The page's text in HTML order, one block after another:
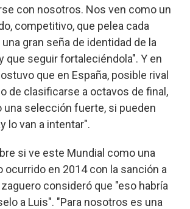
con nosotros. Nos ven como un
competitivo, que pelea cada
gran seña de identidad de la
que seguir fortaleciéndola". Y en
que en España, posible rival
de clasificarse a octavos de final,
una selección fuerte, si pueden
lo van a intentar".
si ve este Mundial como una
ocurrido en 2014 con la sanción a
consideró que "eso habría
a Luis". "Para nosotros es una